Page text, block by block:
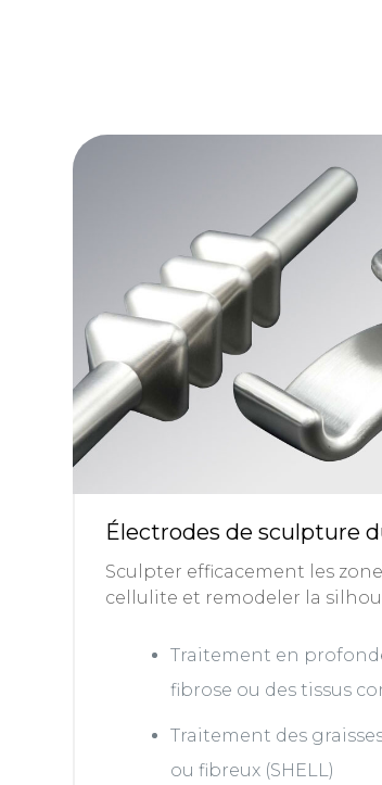
Électrodes de sculpture
Sculpter efficacement les
cellulite et remodeler la
Traitement en
fibrose ou des tissus
Traitement des
ou fibreux (SHELL)